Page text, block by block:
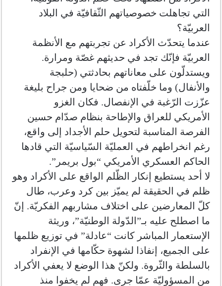
التي تجاهلت خصوصياتهم الثّقافيّة في البلاد
العربيّة؟
عندما يتحدّث الأكراد عن تجربتهم مع الأنظمة
العربيّة فإنّك تجد في حديثهم غصّة ومرارة.
ويستدلّون على معاناتهم بحادثتي (حلبجة
والأنفال) وما خلّفتاه من ضحايا ومن جراح بليغة
عزّزت الرّغبة في الإنفصال. فكان الغزو
الأمريكي للعراق والإطاحة بنظام صدّام حسين
الفرصة المناسبة لتحويل حلم الأجداد إلى واقع،
رغم انخراطهم في العمليّة السّياسيّة التي قادها
الحاكم العسكري الأمريكي “بول بريمر”.
لا أحد يستطيع إنكار الظّلم الواقع على الأكراد وهو
ظلم في الحقيقة لم يميّز بين كرد وعرب، طال
كلّ المعارضين على اختلاف مشاربهم الفكريّة. إنّ
ما اصطلح عليه بـ”الدّولة الوطنيّة”، وريثة
الإستعمار المباشر كانت “عادلة” في توزيع ظلمها
على الجميع، إنفاذا لشهوة حكّامها في الإنفراد
بالسلطة والثّروة. ولكنّ هذا الوضع لا يعفي الأكراد
من المسؤوليّة عمّا جرى. فهم لم يخفوا منذ